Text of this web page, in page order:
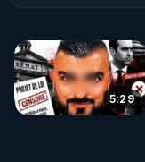
🌱 LA
Pour obtenir les
5:29